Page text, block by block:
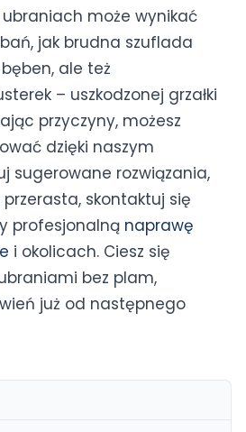
ubraniach może wynikać
jak brudna szuflada
ale też
– uszkodzonej grzałki
przyczyny, możesz
dzięki naszym
sugerowane rozwiązania,
skontaktuj się
profesjonalną naprawę
i okolicach. Ciesz się
bez plam,
już od następnego